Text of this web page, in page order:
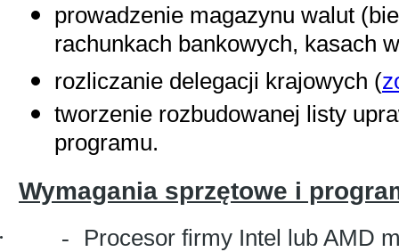
prowadzenie magazynu walut
rachunkach bankowych, kasach
rozliczanie delegacji krajowych (
tworzenie rozbudowanej listy
programu.
Wymagania sprzętowe i
-
Procesor firmy Intel lub AMD